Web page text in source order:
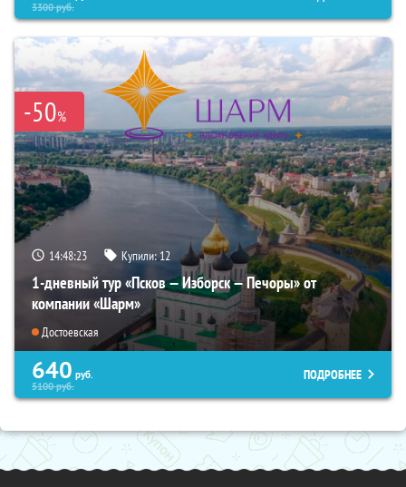
3300руб.
-50%
14:48:22 Купили:12
1-дневный тур «Псков — Изборск — Печоры» от
компании «Шарм»
Достоевская
640 руб.
5100руб.
ПОДРОБНЕЕ